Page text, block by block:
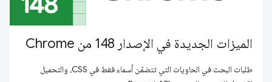
الميزات الجديدة في الإصدار 148 من Chrome
طلبات البحث في الحاويات التي تتضمّن أسماء فقط في CSS، والتحميل